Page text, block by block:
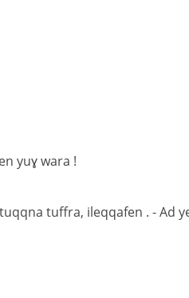
yuɣ wara !
tuffra, ileqqafen . - Ad